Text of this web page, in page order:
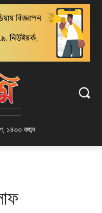
১৪৩৩ বঙ্গাব্দ